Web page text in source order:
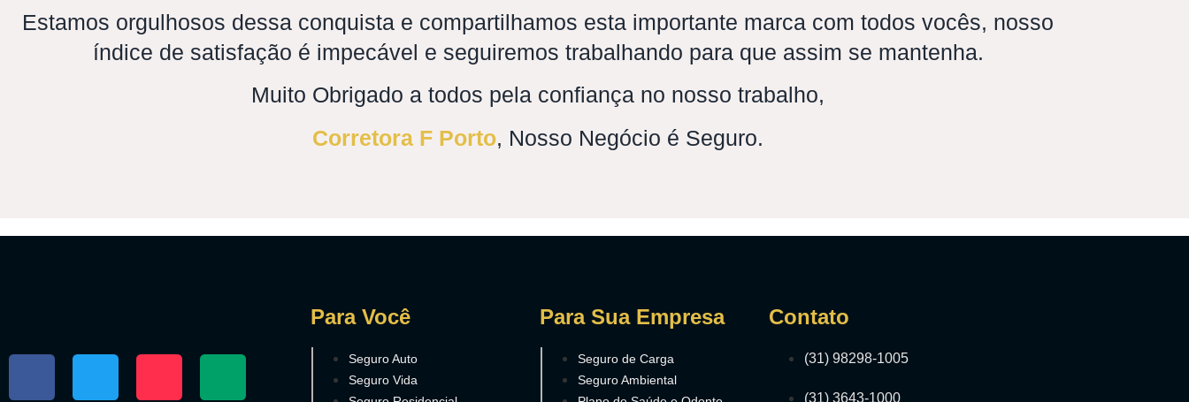
Estamos orgulhosos dessa conquista e compartilhamos esta importante marca com todos vocês, nosso
índice de satisfação é impecável e seguiremos trabalhando para que assim se mantenha.
Muito Obrigado a todos pela confiança no nosso trabalho,
Corretora F Porto, Nosso Negócio é Seguro.
Para Você
Seguro Auto
Seguro Vida
Para Sua Empresa
Seguro de Carga
Seguro Ambiental
Contato
(31) 98298-1005
(31) 3643-1000